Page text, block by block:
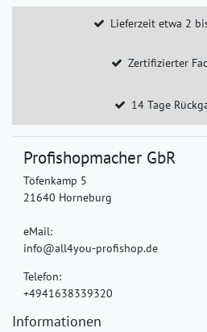
Lieferzeit etwa 2
Zertifizierter
14 Tage
Profishopmacher GbR
Töfenkamp 5
21640 Horneburg
eMail:
info@all4you-profishop.de
Telefon:
+4941638339320
Informationen